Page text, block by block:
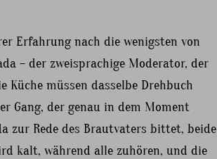
Erfahrung nach die wenigsten von
– der zweisprachige Moderator, der
müssen dasselbe Drehbuch
Gang, der genau in dem Moment
zur Rede des Brautvaters bittet, beide
kalt, während alle zuhören, und die